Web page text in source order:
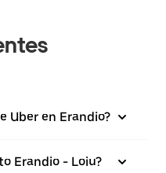
Uber en Erandio?
Erandio - Loiu?